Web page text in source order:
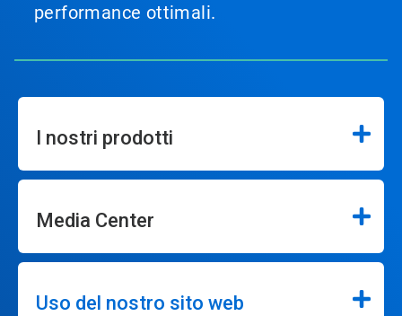
performance ottimali.
I nostri prodotti
Media Center
Uso del nostro sito web